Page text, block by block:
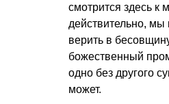
смотрится здесь к
действительно, мы
верить в
божественный
одно без другого
может.